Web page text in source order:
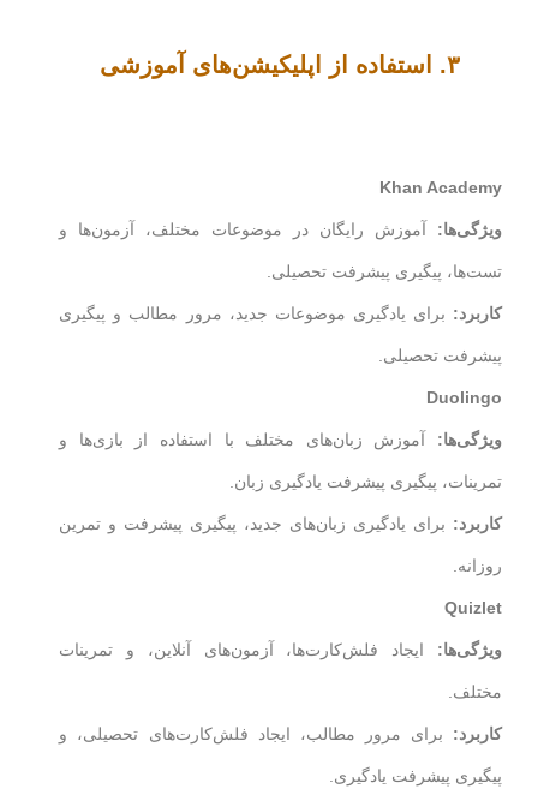
۳. استفاده از اپلیکیشن‌های آموزشی
Khan Academy
ویژگی‌ها: آموزش رایگان در موضوعات مختلف، آزمون‌ها و
تست‌ها، پیگیری پیشرفت تحصیلی.
کاربرد: برای یادگیری موضوعات جدید، مرور مطالب و پیگیری
پیشرفت تحصیلی.
Duolingo
ویژگی‌ها: آموزش زبان‌های مختلف با استفاده از بازی‌ها و
تمرینات، پیگیری پیشرفت یادگیری زبان.
کاربرد: برای یادگیری زبان‌های جدید، پیگیری پیشرفت و تمرین
روزانه.
Quizlet
ویژگی‌ها: ایجاد فلش‌کارت‌ها، آزمون‌های آنلاین، و تمرینات
مختلف.
کاربرد: برای مرور مطالب، ایجاد فلش‌کارت‌های تحصیلی، و
پیگیری پیشرفت یادگیری.